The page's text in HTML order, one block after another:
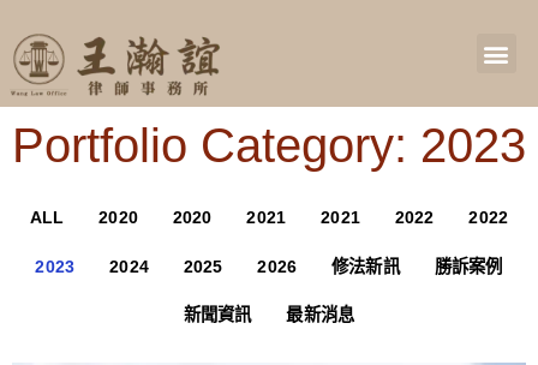
Portfolio Category: 2023
ALL 2020 2020 2021 2021 2022 2022
2023 2024 2025 2026 修法新訊 勝訴案例
新聞資訊 最新消息